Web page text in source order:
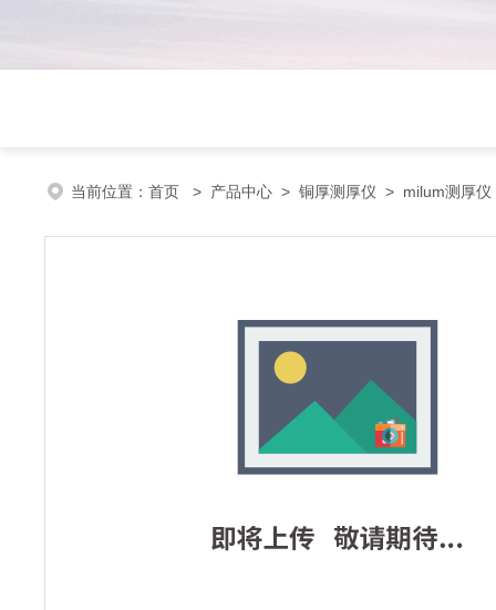
当前位置： 首页 > 产品中心 > 铜厚测厚仪 > milum测厚仪